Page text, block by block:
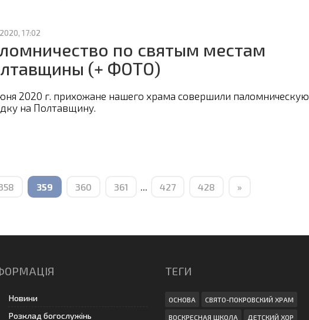
17:02
по святым местам
(+ ФОТО)
2020 г. прихожане нашего храма совершили паломническую
на Полтавщину.
359 360 361 ... 427 428 »
Новини
Розклад богослужінь
ТЕГИ
ОСНОВА СВЯТО-ПОКРОВСКИЙ ХРАМ
ВОСКРЕСНАЯ ШКОЛА ДЕТСКИЙ ХОР